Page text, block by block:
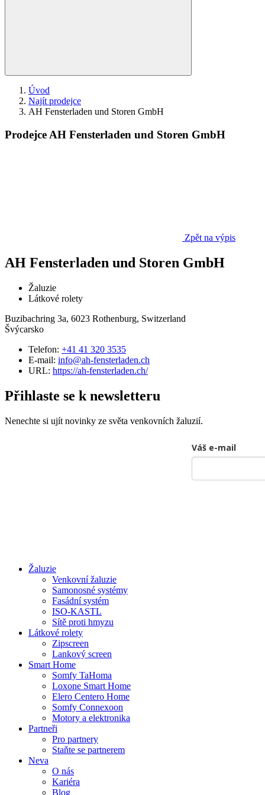
Úvod
Najít prodejce
AH Fensterladen und Storen GmbH
Prodejce AH Fensterladen und Storen GmbH
Zpět na výpis
AH Fensterladen und Storen GmbH
Žaluzie
Látkové rolety
Buzibachring 3a, 6023 Rothenburg, Switzerland
Švýcarsko
Telefon: +41 41 320 3535
E-mail: info@ah-fensterladen.ch
URL: https://ah-fensterladen.ch/
Přihlaste se k newsletteru
Nenechte si ujít novinky ze světa venkovních žaluzií.
Váš e-mail
Žaluzie
Venkovní žaluzie
Samonosné systémy
Fasádní systém
ISO-KASTL
Sítě proti hmyzu
Látkové rolety
Zipscreen
Lankový screen
Smart Home
Somfy TaHoma
Loxone Smart Home
Elero Centero Home
Somfy Connexoon
Motory a elektronika
Partneři
Pro partnery
Staňte se partnerem
Neva
O nás
Kariéra
Blog